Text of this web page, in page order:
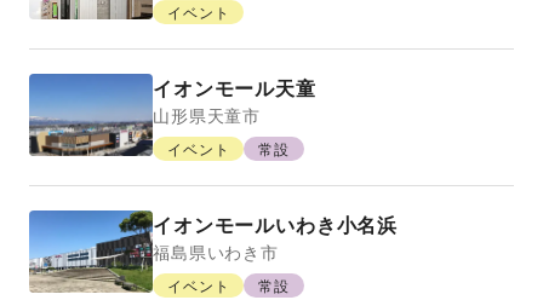
イベント
イオンモール天童
山形県天童市
イベント 常設
イオンモールいわき小名浜
福島県いわき市
イベント 常設